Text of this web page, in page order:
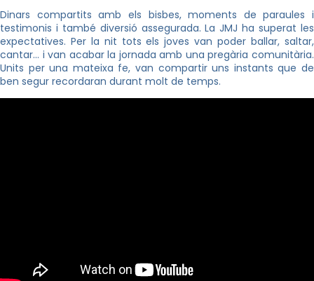
Dinars compartits amb els bisbes, moments de paraules i
testimonis i també diversió assegurada. La JMJ ha superat les
expectatives. Per la nit tots els joves van poder ballar, saltar,
cantar… i van acabar la jornada amb una pregària comunitària.
Units per una mateixa fe, van compartir uns instants que de
ben segur recordaran durant molt de temps.